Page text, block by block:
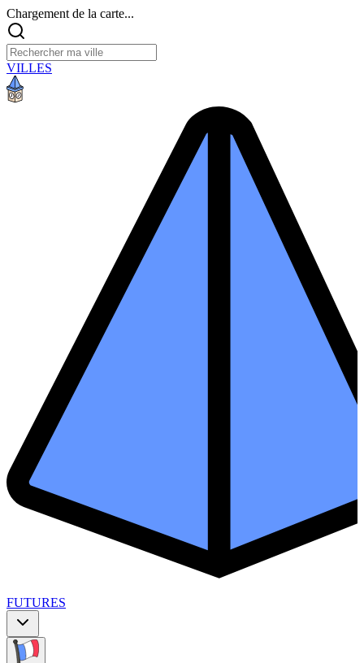
Chargement de la carte...
VILLES
FUTURES